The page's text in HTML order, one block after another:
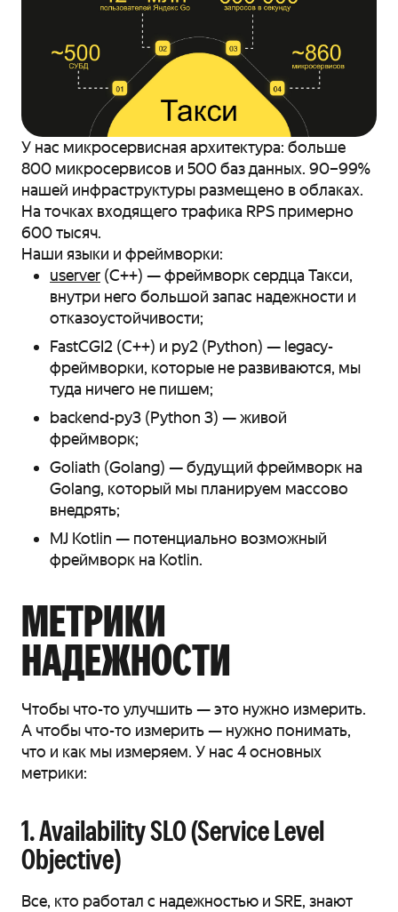
У нас микросервисная архитектура: больше
800 микросервисов и 500 баз данных. 90–99%
нашей инфраструктуры размещено в облаках.
На точках входящего трафика RPS примерно
600 тысяч.
Наши языки и фреймворки:
userver (С++) — фреймворк сердца Такси,
внутри него большой запас надежности и
отказоустойчивости;
FastCGI2 (C++) и py2 (Python) — legacy-
фреймворки, которые не развиваются, мы
туда ничего не пишем;
backend-py3 (Python 3) — живой
фреймворк;
Goliath (Golang) — будущий фреймворк на
Golang, который мы планируем массово
внедрять;
MJ Kotlin — потенциально возможный
фреймворк на Kotlin.
МЕТРИКИ
НАДЕЖНОСТИ
Чтобы что-то улучшить — это нужно измерить.
А чтобы что-то измерить — нужно понимать,
что и как мы измеряем. У нас 4 основных
метрики:
1. Availability SLO (Service Level
Objective)
Все, кто работал с надежностью и SRE, знают